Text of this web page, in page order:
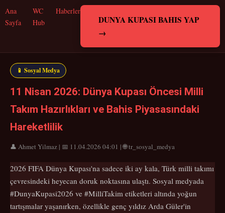
Ana
Sayfa
WC
Hub
Haberler
DUNYA KUPASI BAHIS YAP
→
📱 Sosyal Medya
11 Nisan 2026: Dünya Kupası Öncesi Milli
Takım Hazırlıkları ve Bahis Piyasasındaki
Hareketlilik
👤 Ahmet Yilmaz | 📅 11.04.2026 04:01 | 🌐 tr_sosyal_medya
2026 FIFA Dünya Kupası'na sadece iki ay kala, Türk milli takımı
çevresindeki heyecan doruk noktasına ulaştı. Sosyal medyada
#DunyaKupasi2026 ve #MilliTakim etiketleri altında yoğun
tartışmalar yaşanırken, özellikle genç yıldız Arda Güler'in